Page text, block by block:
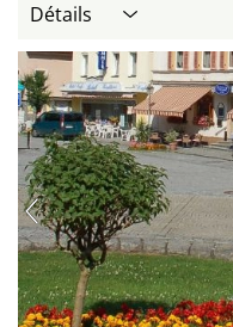
Détails